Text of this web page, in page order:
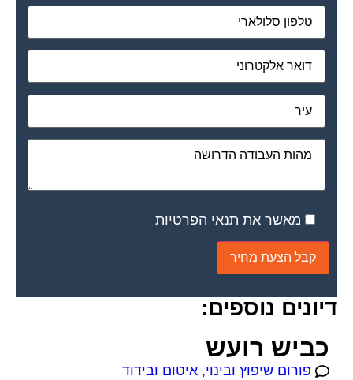
מאשר את תנאי הפרטיות
דיונים נוספים:
כביש רועש
פורום שיפוץ ובינוי, איטום ובידוד